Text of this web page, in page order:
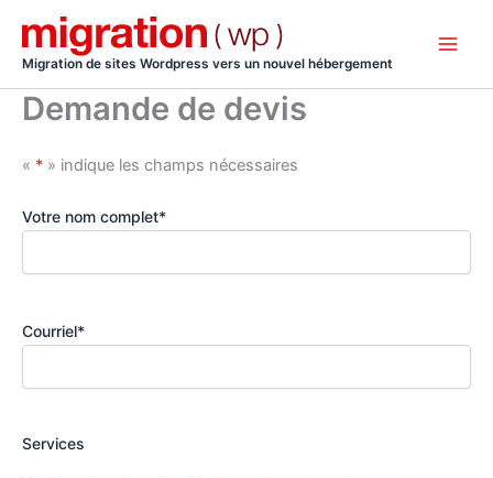
contenu
Migration de sites Wordpress vers un nouvel hébergement
Demande de devis
« * » indique les champs nécessaires
Votre nom complet*
Courriel*
Services